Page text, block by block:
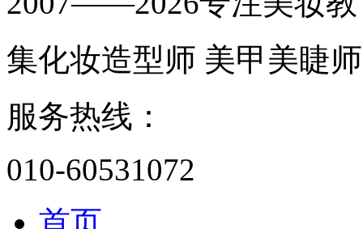
集化妆造型师 美甲美睫
服务热线：
010-60531072